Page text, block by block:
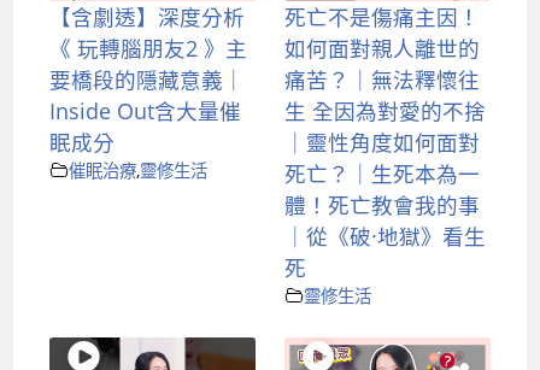
【含劇透】深度分析
《 玩轉腦朋友2 》主
要橋段的隱藏意義｜
Inside Out含大量催
眠成分
催眠治療,靈修生活
死亡不是傷痛主因！
如何面對親人離世的
痛苦？｜無法釋懷往
生 全因為對愛的不捨
｜靈性角度如何面對
死亡？｜生死本為一
體！死亡教會我的事
｜從《破·地獄》看生
死
靈修生活